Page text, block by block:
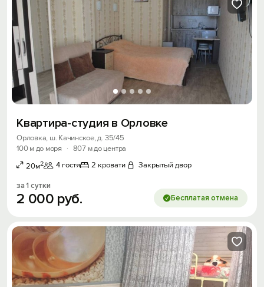
Квартира-студия в Орловке
Орловка, ш. Качинское, д. 35/45
100 м до моря
· 807 м до центра
20м2 4 гостя 2 кровати Закрытый двор
за 1 сутки
2 000 руб. Бесплатая отмена